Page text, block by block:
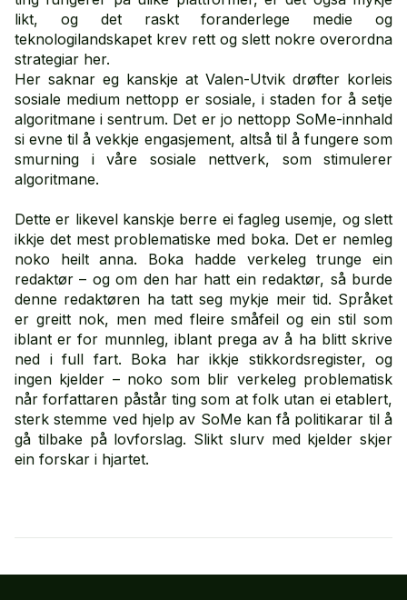
likt, og det raskt foranderlege medie­ og
teknologilandskapet krev rett og slett nokre overordna
stra­tegiar her.
Her saknar eg kanskje at Valen­-Utvik drøfter korleis
sosiale medium nettopp er sosiale, i staden for å setje
algo­ritmane i sentrum. Det er jo nettopp SoMe-­innhald
si evne til å vekkje engasjement, altså til å fungere som
smurning i våre sosiale nettverk, som sti­mulerer
algoritmane.
Dette er likevel kanskje berre ei fagleg usemje, og slett
ikkje det mest problematiske med boka. Det er nemleg
noko heilt anna. Boka hadde verkeleg trunge ein
redaktør – og om den har hatt ein redaktør, så burde
denne redaktøren ha tatt seg mykje meir tid. Språket
er greitt nok, men med fleire småfeil og ein stil som
iblant er for munnleg, iblant prega av å ha blitt skrive
ned i full fart. Boka har ikkje stikkords­register, og
ingen kjelder – noko som blir verkeleg pro­blematisk
når forfattaren påstår ting som at folk utan ei etablert,
sterk stemme ved hjelp av SoMe kan få politika­rar til å
gå tilbake på lovforslag. Slikt slurv med kjelder skjer
ein forskar i hjartet.